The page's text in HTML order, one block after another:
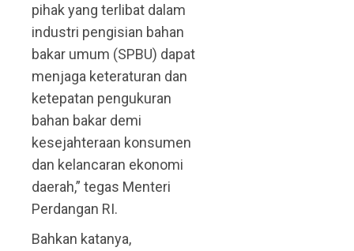
pihak yang terlibat dalam
industri pengisian bahan
bakar umum (SPBU) dapat
menjaga keteraturan dan
ketepatan pengukuran
bahan bakar demi
kesejahteraan konsumen
dan kelancaran ekonomi
daerah,” tegas Menteri
Perdangan RI.
Bahkan katanya,